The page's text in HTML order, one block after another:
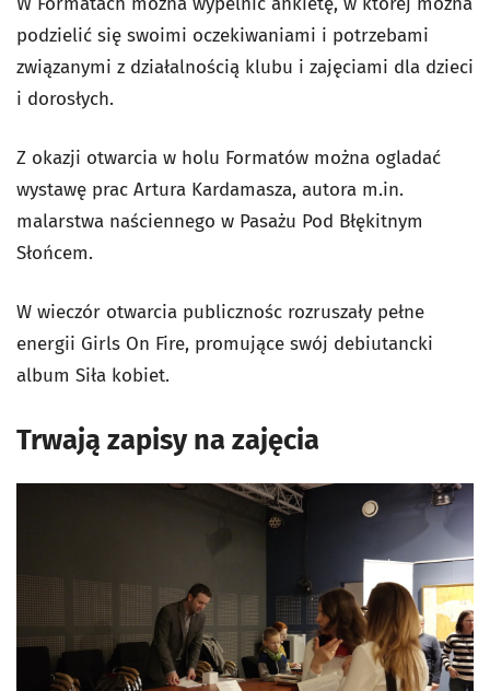
podzielić się swoimi oczekiwaniami i potrzebami
związanymi z działalnością klubu i zajęciami dla dzieci
i dorosłych.
Z okazji otwarcia w holu Formatów można ogladać
wystawę prac Artura Kardamasza, autora m.in.
malarstwa naściennego w Pasażu Pod Błękitnym
Słońcem.
W wieczór otwarcia publicznośc rozruszały pełne
energii Girls On Fire, promujące swój debiutancki
album Siła kobiet.
Trwają zapisy na zajęcia